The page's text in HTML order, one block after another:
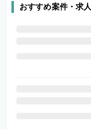
おすすめ案件・求人